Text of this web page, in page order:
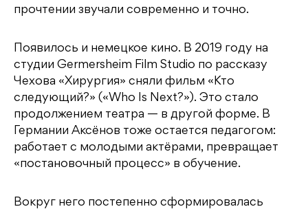
прочтении звучали современно и точно.
Появилось и немецкое кино. В 2019 году на
студии Germersheim Film Studio по рассказу
Чехова «Хирургия» сняли фильм «Кто
следующий?» («Who Is Next?»). Это стало
продолжением театра — в другой форме. В
Германии Аксёнов тоже остается педагогом:
работает с молодыми актёрами, превращает
«постановочный процесс» в обучение.
Вокруг него постепенно сформировалась